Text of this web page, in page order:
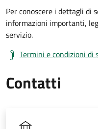
Per conoscere i dettagli di
informazioni importanti,
servizio.
Termini e condizioni di
Contatti